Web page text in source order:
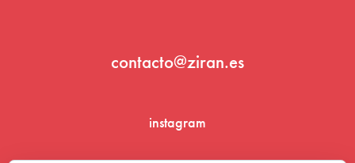
contacto@ziran.es
instagram